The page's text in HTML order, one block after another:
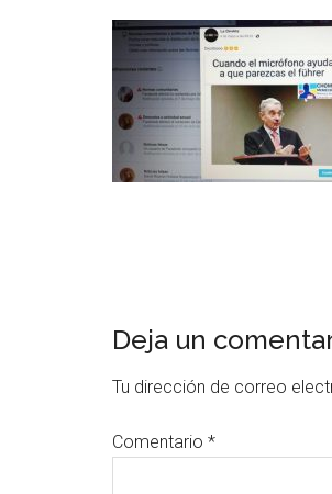
Deja un
Tu dirección de correo
Comentario *